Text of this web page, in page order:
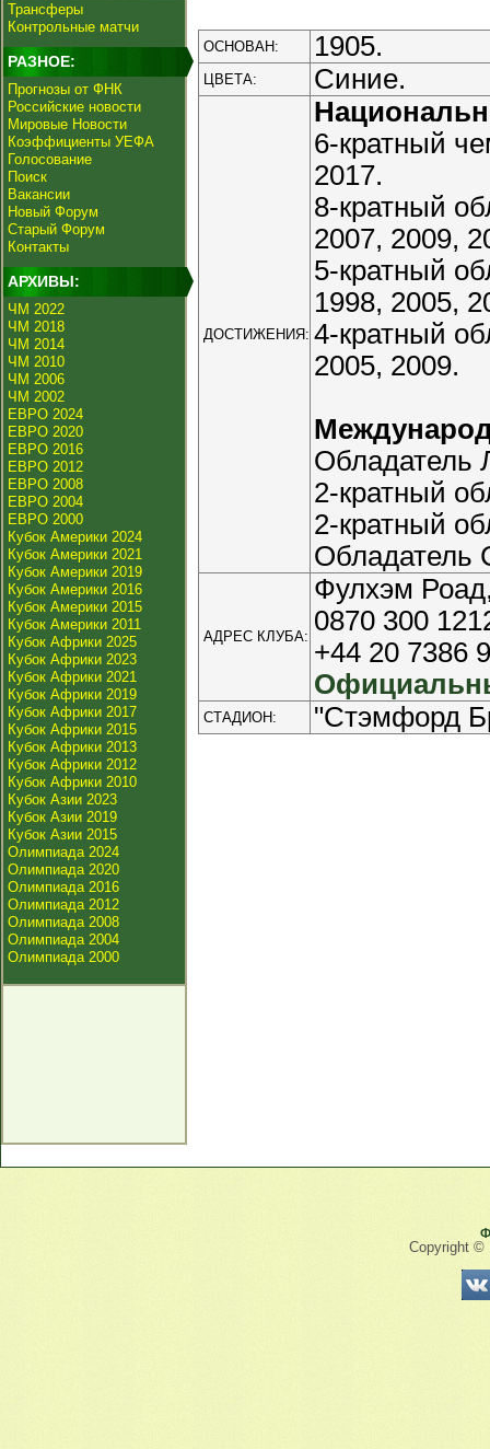
Трансферы
Контрольные матчи
РАЗНОЕ:
Прогнозы от ФНК
Российские новости
Мировые Новости
Коэффициенты УЕФА
Голосование
Поиск
Вакансии
Новый Форум
Старый Форум
Контакты
АРХИВЫ:
ЧМ 2022
ЧМ 2018
ЧМ 2014
ЧМ 2010
ЧМ 2006
ЧМ 2002
ЕВРО 2024
ЕВРО 2020
ЕВРО 2016
ЕВРО 2012
ЕВРО 2008
ЕВРО 2004
ЕВРО 2000
Кубок Америки 2024
Кубок Америки 2021
Кубок Америки 2019
Кубок Америки 2016
Кубок Америки 2015
Кубок Америки 2011
Кубок Африки 2025
Кубок Африки 2023
Кубок Африки 2021
Кубок Африки 2019
Кубок Африки 2017
Кубок Африки 2015
Кубок Африки 2013
Кубок Африки 2012
Кубок Африки 2010
Кубок Азии 2023
Кубок Азии 2019
Кубок Азии 2015
Олимпиада 2024
Олимпиада 2020
Олимпиада 2016
Олимпиада 2012
Олимпиада 2008
Олимпиада 2004
Олимпиада 2000
ОСНОВАН: 1905.
ЦВЕТА: Синие.
ДОСТИЖЕНИЯ:
6-кратный
2017.
8-кратный
2007, 2009,
5-кратный
1998, 2005,
4-кратный
2005, 2009.
Обладатель
2-кратный
2-кратный
Обладатель
АДРЕС КЛУБА:
Фулхэм
0870 300
+44 20 7386
СТАДИОН: "Стэмфорд
Copyright ©